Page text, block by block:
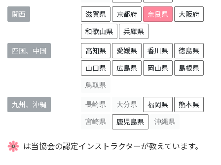
関西 滋賀県 京都府 奈良県 大阪府
和歌山県 兵庫県
四国、中国 高知県 愛媛県 香川県 徳島県
山口県 広島県 岡山県 島根県
鳥取県
九州、沖縄 長崎県 大分県 福岡県 熊本県
宮崎県 鹿児島県 沖縄県
は当協会の認定インストラクターが教えています。